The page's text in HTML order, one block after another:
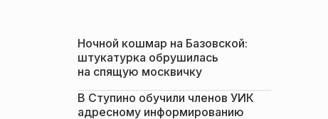
Ночной кошмар на Базовской:
штукатурка обрушилась
на спящую москвичку
В Ступино обучили членов УИК
адресному информированию